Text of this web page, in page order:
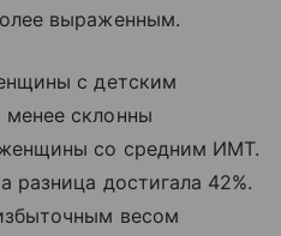
выраженным.
с детским
склонны
со средним ИМТ.
разница достигала 42%.
весом